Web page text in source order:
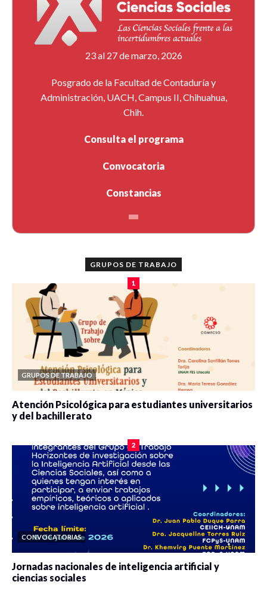
23 al 27 de marzo, 2026
Posgrado de la Facultad de Contaduría y
Administración, UACH, Campus II, Chihuahua,
Chih.
Consulta el programa
Convocatoria
Constancias
GRUPOS DE TRABAJO
1
GRUPOS DE TRABAJO
Atención Psicológica para estudiantes universitarios
y del bachillerato
2
CONVOCATORIAS
Jornadas nacionales de inteligencia artificial y
ciencias sociales